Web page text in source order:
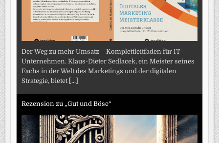
Der Weg zu mehr Umsatz – Komplettleitfaden für IT-
Unternehmen. Klaus-Dieter Sedlacek, ein Meister seines
Fachs in der Welt des Marketings und der digitalen
Strategie, bietet [...]
Rezension zu „Gut und Böse“